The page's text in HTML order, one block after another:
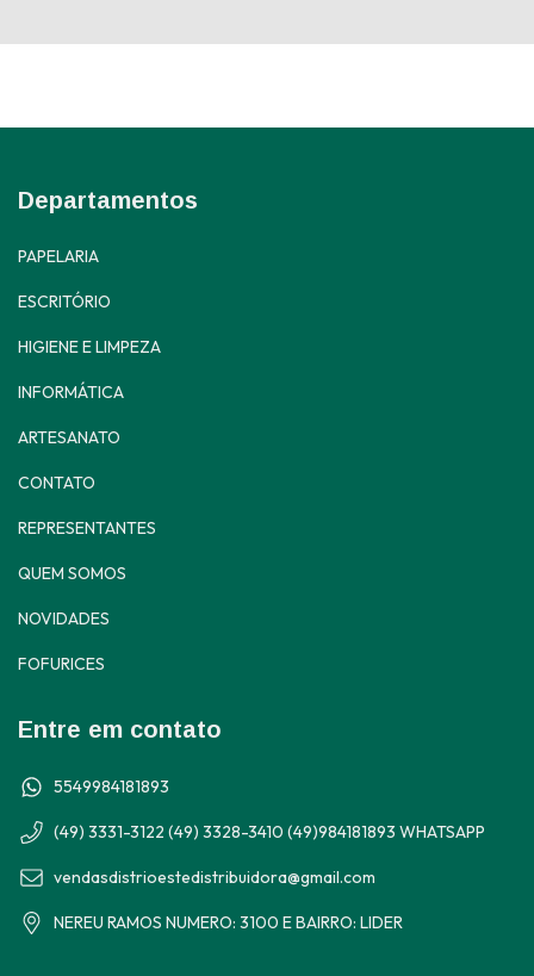
Departamentos
PAPELARIA
ESCRITÓRIO
HIGIENE E LIMPEZA
INFORMÁTICA
ARTESANATO
CONTATO
REPRESENTANTES
QUEM SOMOS
NOVIDADES
FOFURICES
Entre em contato
5549984181893
(49) 3331-3122 (49) 3328-3410 (49)984181893 WHATSAPP
vendasdistrioestedistribuidora@gmail.com
NEREU RAMOS NUMERO: 3100 E BAIRRO: LIDER